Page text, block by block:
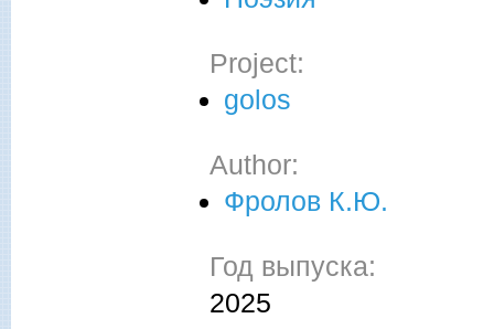
Project:
golos
Author:
Фролов К.Ю.
Год выпуска:
2025